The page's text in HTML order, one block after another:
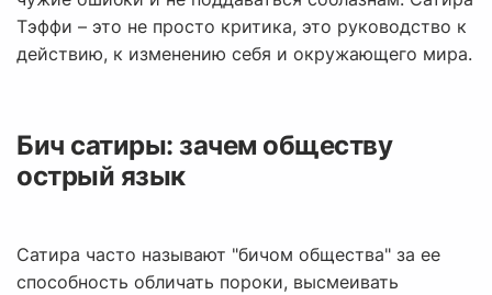
Тэффи – это не просто критика, это руководство к
действию, к изменению себя и окружающего мира.
Бич сатиры: зачем обществу
острый язык
Сатира часто называют "бичом общества" за ее
способность обличать пороки, высмеивать